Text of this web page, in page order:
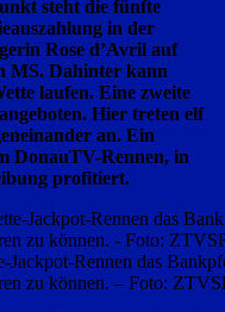
steht die fünfte
in der
Rose d’Avril auf
MS. Dahinter kann
laufen. Eine zweite
Hier treten elf
an. Ein
DonauTV-Rennen, in
profitiert.
Rennen das
zu können. – Foto: